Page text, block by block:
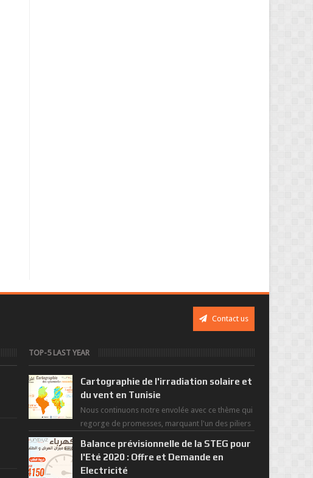
Contact us
TOP-5 LAST YEAR
Cartographie de l'irradiation solaire et
du vent en Tunisie
Nous continuons notre envolée avec ce thème qui
regorge de promesses, marquant l'un des piliers
Balance prévisionnelle de la STEG pour
l'Eté 2020 : Offre et Demande en
Electricité